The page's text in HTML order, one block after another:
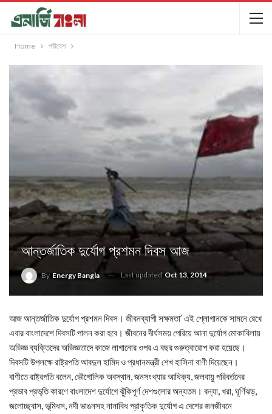
Home পরিবেশ
আন্তর্জাতিক দুর্যোগ প্রশমন দিবস আজ
ByEnergy Bangla Last updated Oct 13, 2014
আজ আন্তর্জাতিক দুর্যোগ প্রশমন দিবস। জীবনব্যাপী সক্ষমতা’ এই শ্লোগানকে সামনে রেখে
এবার বাংলাদেশে দিবসটি পালন করা হবে। জীবনের দীর্ঘসময় পেরিয়ে আনা দুর্যোগ মোকাবিলায়
অভিজ্ঞ ব্যক্তিদের অভিজ্ঞতাদে কাজে লাগানোর ওপর এ বছর গুরুত্বারোপ করা হয়েছে।
দিবসটি উপলক্ষে রাষ্ট্রপতি আবদুল হামিদ ও প্রধানমন্ত্রী শেখ হাসিনা বাণী দিয়েছেন।
বাণীতে রাষ্ট্রপতি বলেন, ভৌগোলিক অবস্থান, জনসংখ্যার আধিক্য, জলবায়ু পরিবর্তনের
প্রভাব প্রভৃতি কারণে বাংলাদেশ দুর্যোগে ঝুঁকিপূর্ণ দেশগুলোর অন্যতম। বন্যা, খরা, ঘূর্ণিঝড়,
জলোচ্ছ্বাস, ভূমিধস, নদী ভাঙনসহ নানাবিধ প্রাকৃতিক দুর্যোগ এ দেশের জনজীবনে